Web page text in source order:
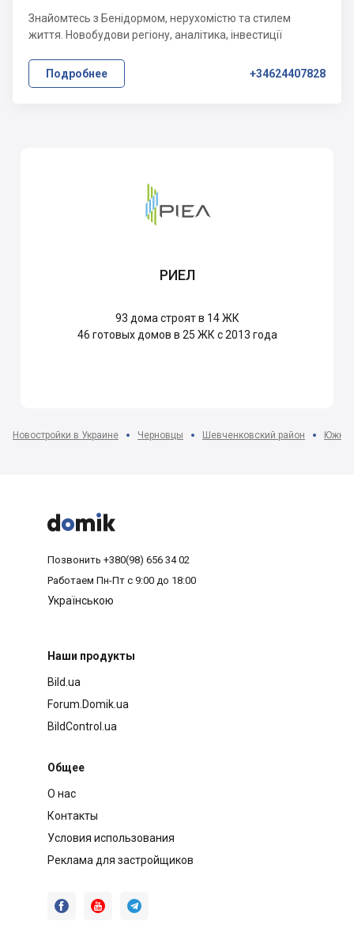
Знайомтесь з Бенідормом, нерухомістю та стилем
життя. Новобудови регіону, аналітика, інвестиції
Подробнее +34624407828
РИЕЛ
93 дома строят в 14 ЖК
46 готовых домов в 25 ЖК с 2013 года
Новостройки в Украине Черновцы Шевченковский район



Позвонить +380(98) 656 34 02
Работаем Пн-Пт с 9:00 до 18:00
Українською
Наши продукты
Bild.ua
Forum.Domik.ua
BildControl.ua
Общее
О нас
Контакты
Условия использования
Реклама для застройщиков
  